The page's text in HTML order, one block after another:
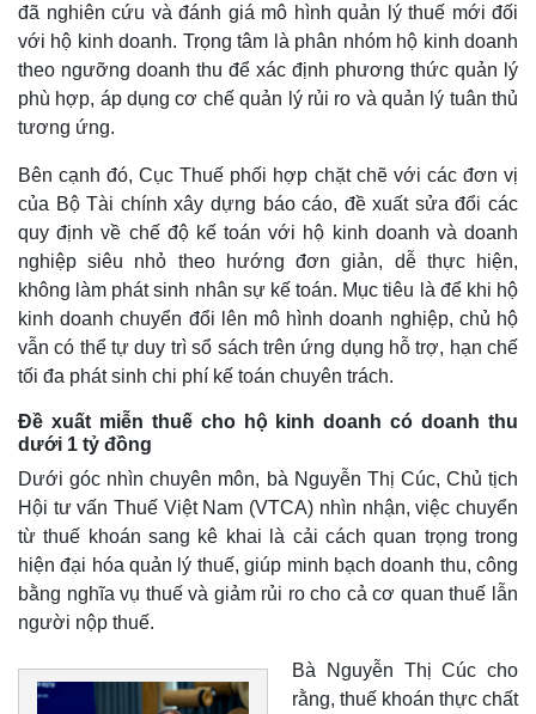
đã nghiên cứu và đánh giá mô hình quản lý thuế mới đối
với hộ kinh doanh. Trọng tâm là phân nhóm hộ kinh doanh
theo ngưỡng doanh thu để xác định phương thức quản lý
phù hợp, áp dụng cơ chế quản lý rủi ro và quản lý tuân thủ
tương ứng.
Bên cạnh đó, Cục Thuế phối hợp chặt chẽ với các đơn vị
của Bộ Tài chính xây dựng báo cáo, đề xuất sửa đổi các
quy định về chế độ kế toán với hộ kinh doanh và doanh
nghiệp siêu nhỏ theo hướng đơn giản, dễ thực hiện,
không làm phát sinh nhân sự kế toán. Mục tiêu là để khi hộ
kinh doanh chuyển đổi lên mô hình doanh nghiệp, chủ hộ
vẫn có thể tự duy trì sổ sách trên ứng dụng hỗ trợ, hạn chế
tối đa phát sinh chi phí kế toán chuyên trách.
Đề xuất miễn thuế cho hộ kinh doanh có doanh thu
dưới 1 tỷ đồng
Dưới góc nhìn chuyên môn, bà Nguyễn Thị Cúc, Chủ tịch
Hội tư vấn Thuế Việt Nam (VTCA) nhìn nhận, việc chuyển
từ thuế khoán sang kê khai là cải cách quan trọng trong
hiện đại hóa quản lý thuế, giúp minh bạch doanh thu, công
bằng nghĩa vụ thuế và giảm rủi ro cho cả cơ quan thuế lẫn
người nộp thuế.
Bà Nguyễn Thị Cúc cho
rằng, thuế khoán thực chất